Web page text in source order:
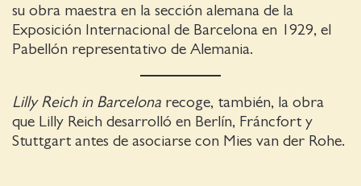
su obra maestra en la sección alemana de la
Exposición Internacional de Barcelona en 1929, el
Pabellón representativo de Alemania.
Lilly Reich in Barcelona recoge, también, la obra
que Lilly Reich desarrolló en Berlín, Fráncfort y
Stuttgart antes de asociarse con Mies van der Rohe.